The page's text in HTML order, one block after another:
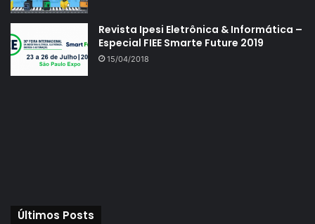
Revista Ipesi Eletrônica & Informática –
Especial FIEE Smarte Future 2019
15/04/2018
Últimos Posts